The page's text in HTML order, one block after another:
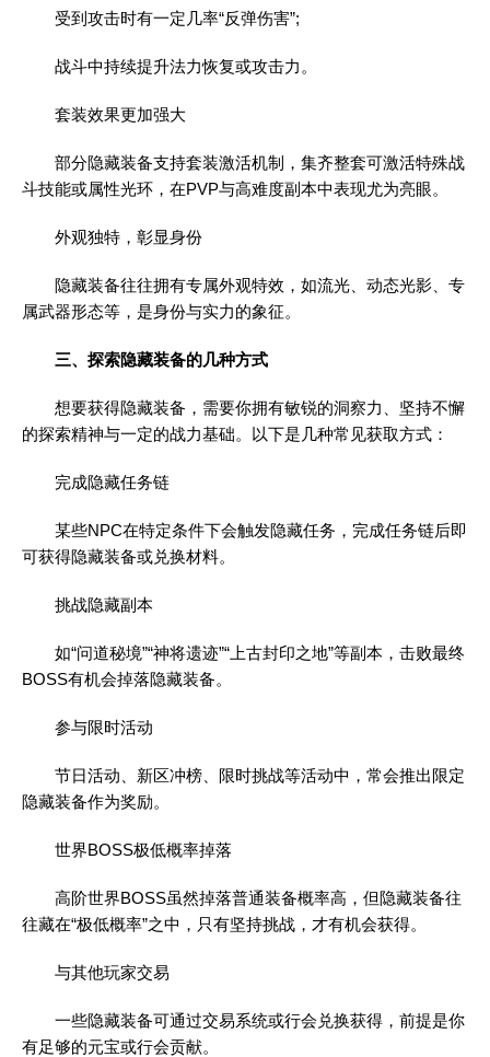
受到攻击时有一定几率“反弹伤害”;
战斗中持续提升法力恢复或攻击力。
套装效果更加强大
部分隐藏装备支持套装激活机制，集齐整套可激活特殊战
斗技能或属性光环，在PVP与高难度副本中表现尤为亮眼。
外观独特，彰显身份
隐藏装备往往拥有专属外观特效，如流光、动态光影、专
属武器形态等，是身份与实力的象征。
三、探索隐藏装备的几种方式
想要获得隐藏装备，需要你拥有敏锐的洞察力、坚持不懈
的探索精神与一定的战力基础。以下是几种常见获取方式：
完成隐藏任务链
某些NPC在特定条件下会触发隐藏任务，完成任务链后即
可获得隐藏装备或兑换材料。
挑战隐藏副本
如“问道秘境”“神将遗迹”“上古封印之地”等副本，击败最终
BOSS有机会掉落隐藏装备。
参与限时活动
节日活动、新区冲榜、限时挑战等活动中，常会推出限定
隐藏装备作为奖励。
世界BOSS极低概率掉落
高阶世界BOSS虽然掉落普通装备概率高，但隐藏装备往
往藏在“极低概率”之中，只有坚持挑战，才有机会获得。
与其他玩家交易
一些隐藏装备可通过交易系统或行会兑换获得，前提是你
有足够的元宝或行会贡献。